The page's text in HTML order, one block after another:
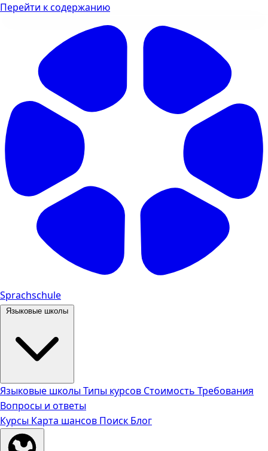
Перейти к содержанию
Sprachschule
Языковые школы
Языковые школыТипы курсов Стоимость Требования
Вопросы и ответы
Курсы Карта шансов Поиск Блог